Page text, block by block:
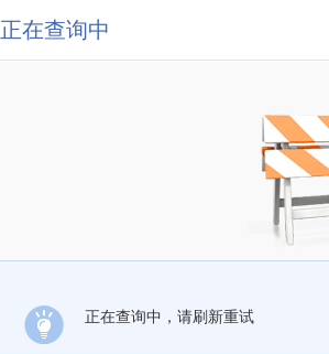
正在查询中
正在查询中，请刷新重试